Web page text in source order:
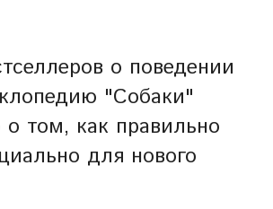
о поведении
"Собаки"
том, как правильно
для нового